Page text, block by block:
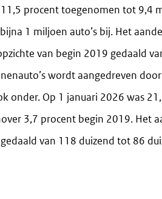
procent toegenomen tot 9,4
1 miljoen auto’s bij. Het
van begin 2019 gedaald
wordt aangedreven
onder. Op 1 januari 2026 was
3,7 procent begin 2019. Het
van 118 duizend tot 86